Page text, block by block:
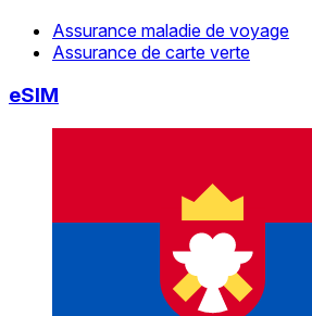
Assurance maladie de voyage
Assurance de carte verte
eSIM